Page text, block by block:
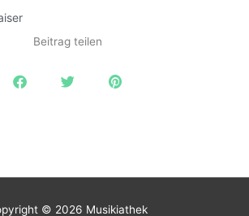
Beitrag teilen
© 2026 Musikiathek